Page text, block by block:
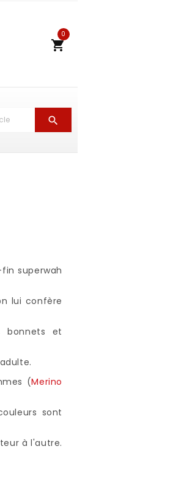

0

superwah
lui confère
bonnets et
(Merino
sont
à l'autre.